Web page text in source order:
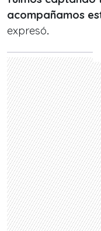
acompañamos
expresó.